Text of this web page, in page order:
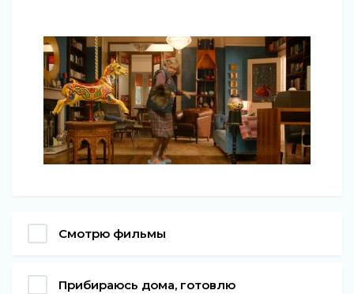
Смотрю фильмы
Прибираюсь дома, готовлю